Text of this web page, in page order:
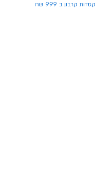
קסדות קרבון ב 999 שח